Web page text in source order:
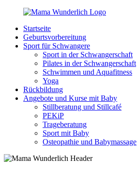
Zurück
Inhalt
MamaWunderlich.de
Mutti
sein
wunderbar!
Startseite
Geburtsvorbereitung
Sport für Schwangere
Sport in der Schwangerschaft
Pilates in der Schwangerschaft
Schwimmen und Aquafitness
Yoga
Rückbildung
Angebote und Kurse mit Baby
Stillberatung und Stillcafé
PEKiP
Trageberatung
Sport mit Baby
Osteopathie und Babymassage